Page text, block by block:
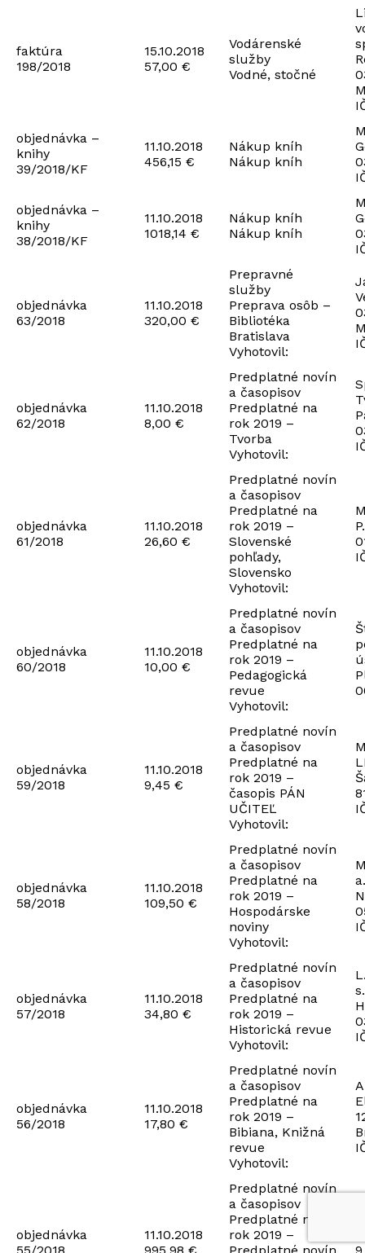
faktúra
198/2018
15.10.2018
57,00 €
Vodárenské
služby
Vodné, stočné
objednávka –
knihy
39/2018/KF
11.10.2018
456,15 €
Nákup kníh
Nákup kníh
objednávka –
knihy
38/2018/KF
11.10.2018
1018,14 €
Nákup kníh
Nákup kníh
objednávka
63/2018
11.10.2018
320,00 €
Prepravné
služby
Preprava osôb –
Bibliotéka
Bratislava
Vyhotovil:
objednávka
62/2018
11.10.2018
8,00 €
Predplatné novín
a časopisov
Predplatné na
rok 2019 –
Tvorba
Vyhotovil:
objednávka
61/2018
11.10.2018
26,60 €
Predplatné novín
a časopisov
Predplatné na
rok 2019 –
Slovenské
pohľady,
Slovensko
Vyhotovil:
objednávka
60/2018
11.10.2018
10,00 €
Predplatné novín
a časopisov
Predplatné na
rok 2019 –
Pedagogická
revue
Vyhotovil:
objednávka
59/2018
11.10.2018
9,45 €
Predplatné novín
a časopisov
Predplatné na
rok 2019 –
časopis PÁN
UČITEĽ
Vyhotovil:
objednávka
58/2018
11.10.2018
109,50 €
Predplatné novín
a časopisov
Predplatné na
rok 2019 –
Hospodárske
noviny
Vyhotovil:
objednávka
57/2018
11.10.2018
34,80 €
Predplatné novín
a časopisov
Predplatné na
rok 2019 –
Historická revue
Vyhotovil:
objednávka
56/2018
11.10.2018
17,80 €
Predplatné novín
a časopisov
Predplatné na
rok 2019 –
Bibiana, Knižná
revue
Vyhotovil:
objednávka
11.10.2018
Predplatné novín
a časopisov
Predplatné na
rok 2019 –